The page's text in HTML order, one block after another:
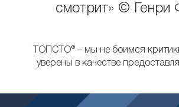
смотрит» © Генри
ТОПСТО® – мы не боимся
уверены в качестве